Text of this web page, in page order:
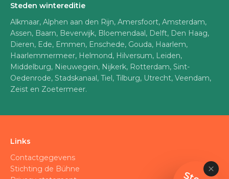
Steden wintereditie
Alkmaar, Alphen aan den Rijn, Amersfoort, Amsterdam,
Assen, Baarn, Beverwijk, Bloemendaal, Delft, Den Haag,
Dieren, Ede, Emmen, Enschede, Gouda, Haarlem,
Haarlemmermeer, Helmond, Hilversum, Leiden,
Middelburg, Nieuwegein, Nijkerk, Rotterdam, Sint-
Oedenrode, Stadskanaal, Tiel, Tilburg, Utrecht, Veendam,
Zeist en Zoetermeer.
Links
Contactgegevens
Stichting de Bühne